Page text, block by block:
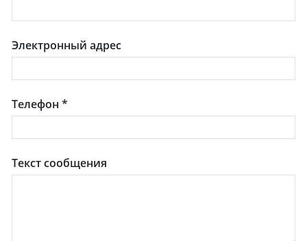
Электронный адрес
Телефон*
Текст сообщения